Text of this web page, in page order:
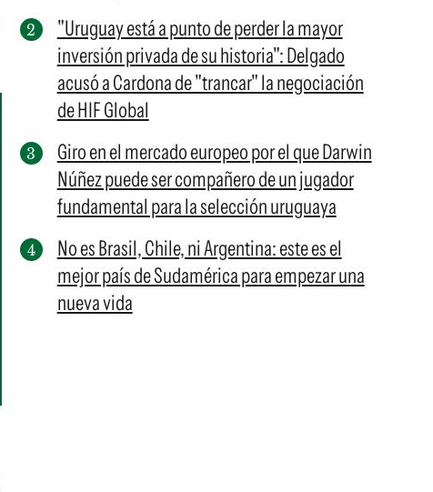
"Uruguay está a punto de perder la mayor
inversión privada de su historia": Delgado
acusó a Cardona de "trancar" la negociación
de HIF Global
Giro en el mercado europeo por el que Darwin
Núñez puede ser compañero de un jugador
fundamental para la selección uruguaya
No es Brasil, Chile, ni Argentina: este es el
mejor país de Sudamérica para empezar una
nueva vida